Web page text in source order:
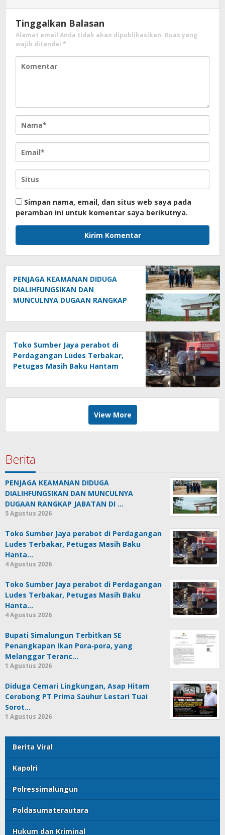
Tinggalkan Balasan
Alamat email Anda tidak akan dipublikasikan. Ruas yang
wajib ditandai *
Simpan nama, email, dan situs web saya pada
peramban ini untuk komentar saya berikutnya.
PENJAGA KEAMANAN DIDUGA
DIALIHFUNGSIKAN DAN
MUNCULNYA DUGAAN RANGKAP
PALMCO UNIT KEBUN MAYANG
Toko Sumber Jaya perabot di
Perdagangan Ludes Terbakar,
Petugas Masih Baku Hantam
View More
Berita
PENJAGA KEAMANAN DIDUGA
DIALIHFUNGSIKAN DAN MUNCULNYA
DUGAAN RANGKAP JABATAN DI …
5 Agustus 2026
Toko Sumber Jaya perabot di Perdagangan
Ludes Terbakar, Petugas Masih Baku
Hanta…
4 Agustus 2026
Toko Sumber Jaya perabot di Perdagangan
Ludes Terbakar, Petugas Masih Baku
Hanta…
4 Agustus 2026
Bupati Simalungun Terbitkan SE
Penangkapan Ikan Pora‑pora, yang
Melanggar Teranc…
1 Agustus 2026
Diduga Cemari Lingkungan, Asap Hitam
Cerobong PT Prima Sauhur Lestari Tuai
Sorot…
1 Agustus 2026
Berita Viral
Kapolri
Polressimalungun
Poldasumaterautara
Hukum dan Kriminal